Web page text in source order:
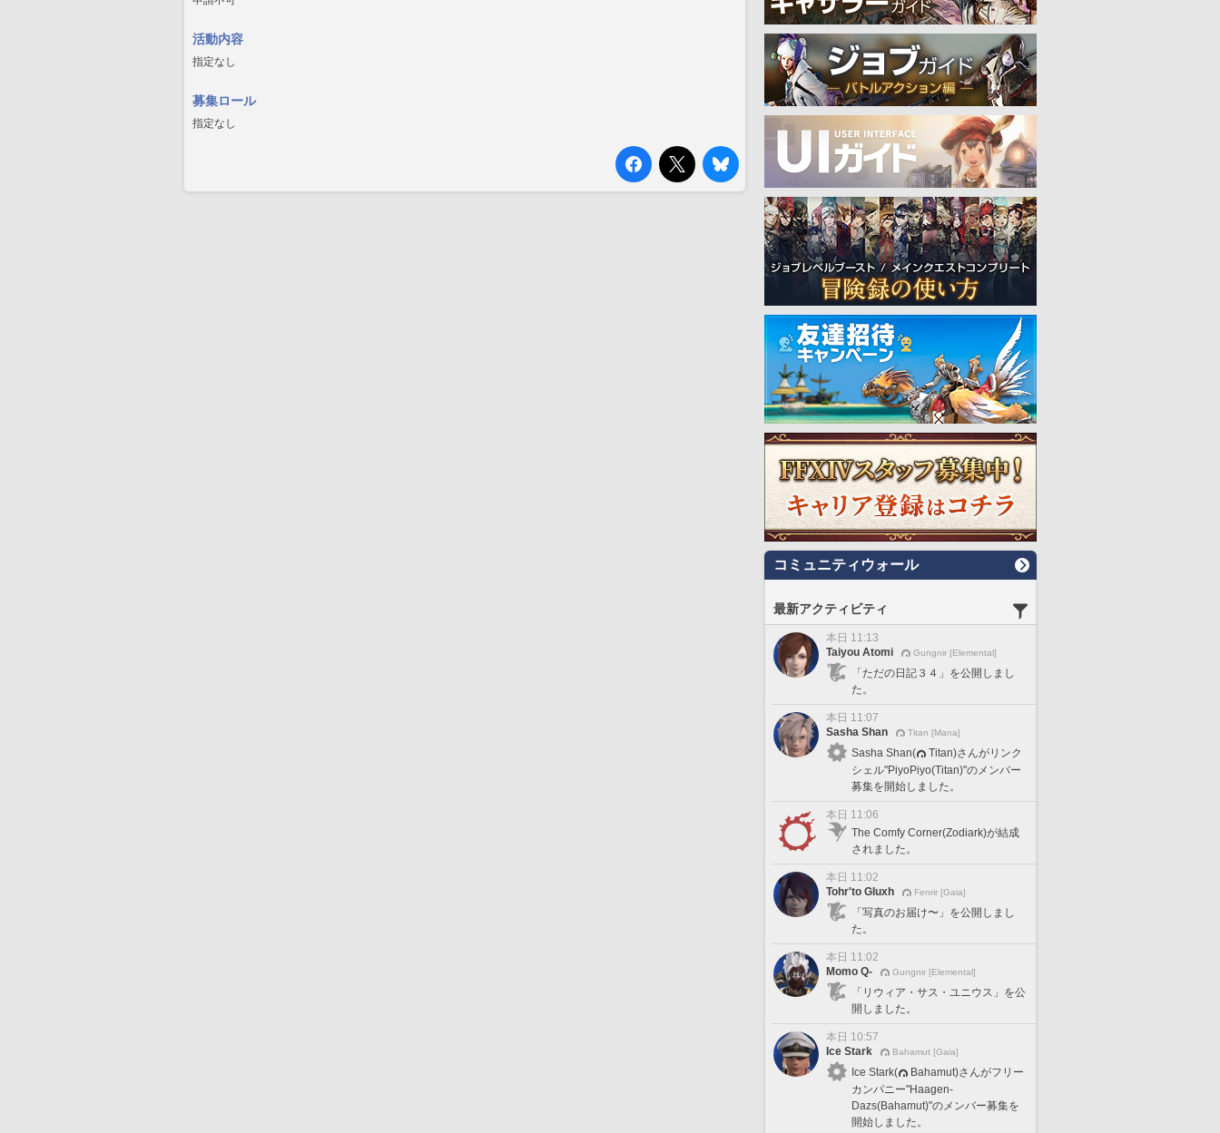
活動内容
指定なし
募集ロール
指定なし
コミュニティウォール
最新アクティビティ
本日 11:13
Taiyou Atomi
Gungnir [Elemental]
「ただの日記３４」を公開しまし
た。
本日 11:07
Sasha Shan
Titan [Mana]
Sasha Shan(
Titan)さんがリンク
シェル"PiyoPiyo(Titan)"のメンバー
募集を開始しました。
本日 11:06
The Comfy Corner(Zodiark)が結成
されました。
本日 11:02
Tohr'to Gluxh
Fenrir [Gaia]
「写真のお届け〜」を公開しまし
た。
本日 11:02
Momo Q-
Gungnir [Elemental]
「リウィア・サス・ユニウス」を公
開しました。
本日 10:57
Ice Stark
Bahamut [Gaia]
Ice Stark(
Bahamut)さんがフリー
カンパニー"Haagen-
Dazs(Bahamut)"のメンバー募集を
開始しました。